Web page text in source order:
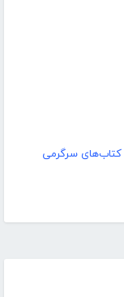
کتاب‌های سرگرمی